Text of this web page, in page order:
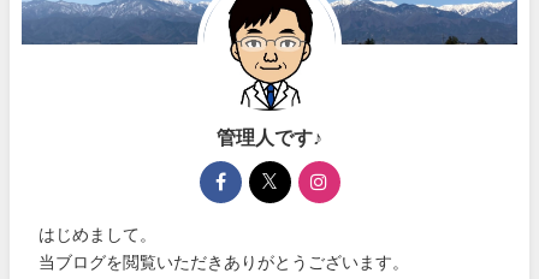
管理人です♪
はじめまして。
当ブログを閲覧いただきありがとうございます。